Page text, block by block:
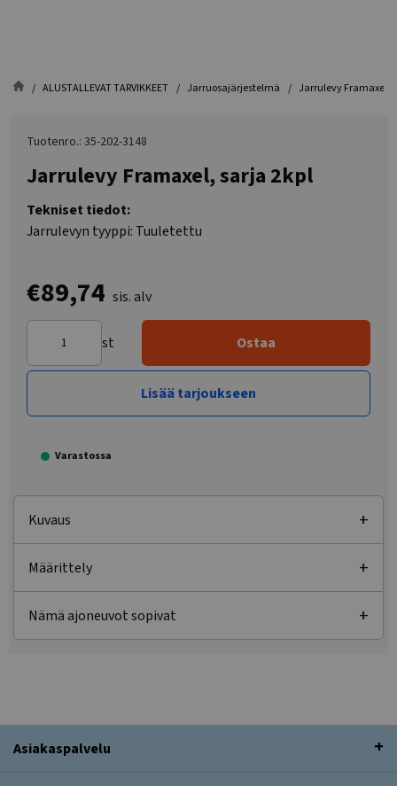
ALUSTALLEVAT TARVIKKEET Jarruosajärjestelmä Jarrulevy Framaxel,
Tuotenro.: 35-202-3148
Jarrulevy Framaxel, sarja 2kpl
Tekniset tiedot:
Jarrulevyn tyyppi: Tuuletettu
€89,74 sis. alv
st Ostaa
Lisää tarjoukseen
Varastossa
Kuvaus
Määrittely
Nämä ajoneuvot sopivat
Asiakaspalvelu